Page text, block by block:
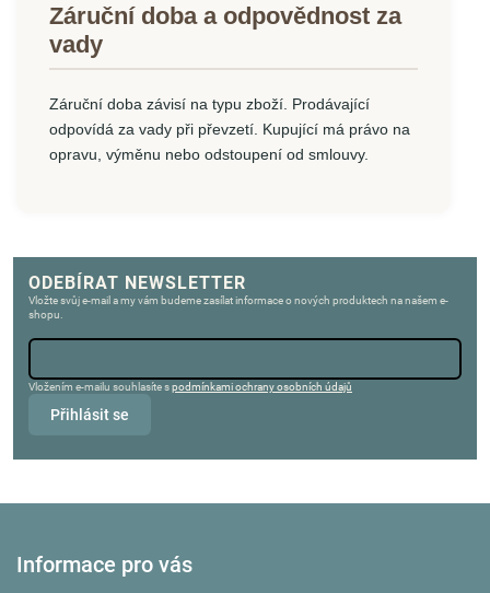
Záruční doba a odpovědnost za
vady
Záruční doba závisí na typu zboží. Prodávající
odpovídá za vady při převzetí. Kupující má právo na
opravu, výměnu nebo odstoupení od smlouvy.
ODEBÍRAT NEWSLETTER
Vložte svůj e-mail a my vám budeme zasílat informace o nových produktech na našem e-
shopu.
Vložením e-mailu souhlasíte spodmínkami ochrany osobních údajů
Přihlásit se
Informace pro vás